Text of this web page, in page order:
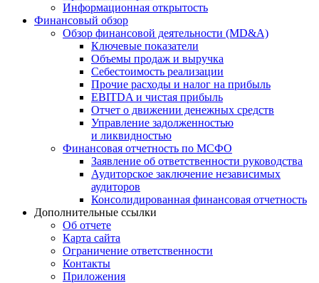
Информационная открытость
Финансовый обзор
Обзор финансовой деятельности (MD&A)
Ключевые показатели
Объемы продаж и выручка
Себестоимость реализации
Прочие расходы и налог на прибыль
EBITDA и чистая прибыль
Отчет о движении денежных средств
Управление задолженностью
и ликвидностью
Финансовая отчетность по МСФО
Заявление об ответственности руководства
Аудиторское заключение независимых
аудиторов
Консолидированная финансовая отчетность
Дополнительные ссылки
Об отчете
Карта сайта
Ограничение ответственности
Контакты
Приложения